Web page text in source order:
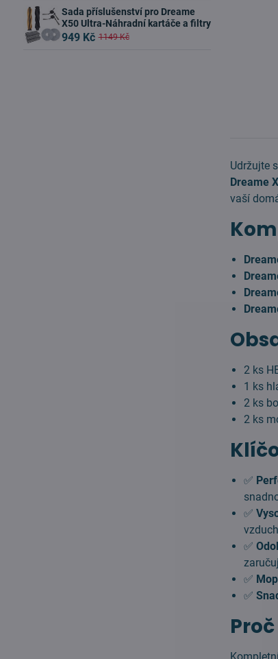
Udržujte
Dreame
vaší
2 ks
1 ks
2 ks
2 ks
✅
✅
✅
✅
✅
Sada příslušenství pro Dreame
X50 Ultra-Náhradní kartáče a filtry
949 Kč 1149 Kč